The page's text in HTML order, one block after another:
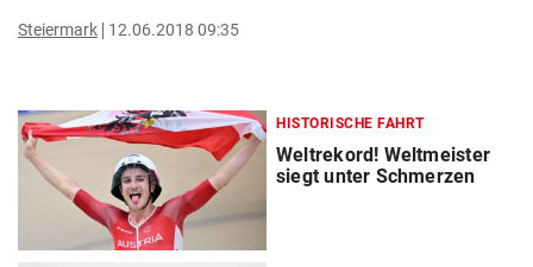
Steiermark 12.06.2018 09:35
HISTORISCHE FAHRT
Weltrekord! Weltmeister
siegt unter Schmerzen